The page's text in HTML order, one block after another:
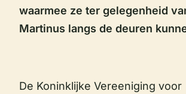
waarmee ze ter gelegenheid
Martinus langs de deuren
De Koninklijke Vereeniging voor